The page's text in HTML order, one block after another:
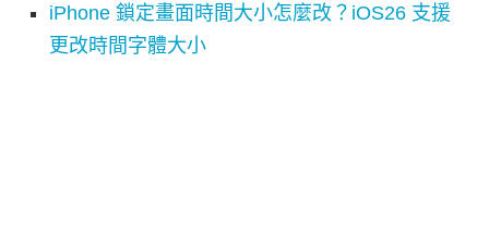
iPhone 鎖定畫面時間大小怎麼改？iOS26 支援
更改時間字體大小